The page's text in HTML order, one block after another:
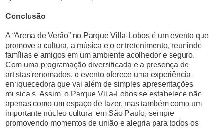
Conclusão
A “Arena de Verão” no Parque Villa-Lobos é um evento que
promove a cultura, a música e o entretenimento, reunindo
famílias e amigos em um ambiente acolhedor e seguro.
Com uma programação diversificada e a presença de
artistas renomados, o evento oferece uma experiência
enriquecedora que vai além de simples apresentações
musicais. Assim, o Parque Villa-Lobos se estabelece não
apenas como um espaço de lazer, mas também como um
importante núcleo cultural em São Paulo, sempre
promovendo momentos de união e alegria para todos os